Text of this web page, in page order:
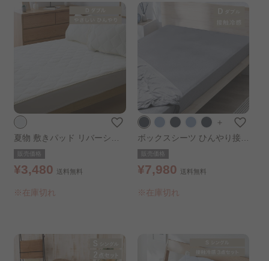
夏物 敷きパッド リバーシブ
ル冷感＆吸水敷パッド ダブル
ホワイト
販売価格
¥3,480 送料無料
※在庫切れ
＋
ボックスシーツ ひんやり接触
冷感 ダブル グレー
販売価格
¥7,980 送料無料
※在庫切れ